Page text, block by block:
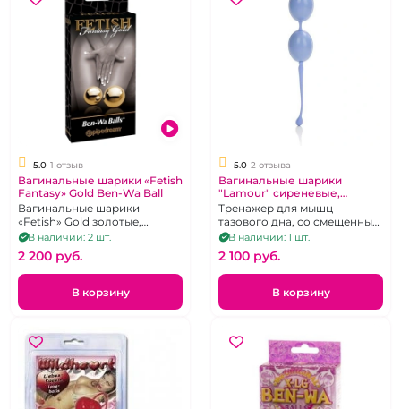
5.0 1 отзыв
Вагинальные шарики «Fetish
Fantasy» Gold Ben-Wa Ball
Вагинальные шарики
«Fetish» Gold золотые,
тяжелые, без сцепки
В наличии: 2 шт.
2 200 pуб.
В корзину
5.0 2 отзыва
Вагинальные шарики
"Lamour" сиреневые,
пластиковые двойные
Тренажер для мышц
тазового дна, со смещенным
центром тяжести
В наличии: 1 шт.
2 100 pуб.
В корзину